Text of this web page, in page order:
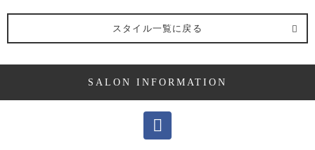
スタイル一覧に戻る
SALON INFORMATION